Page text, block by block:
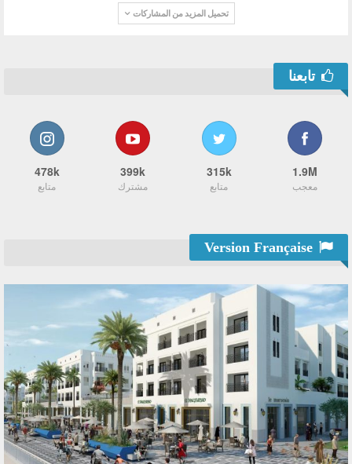
تحميل المزيد من المشاركات
تابعنا
1.9M
معجب
315k
متابع
399k
مشترك
478k
متابع